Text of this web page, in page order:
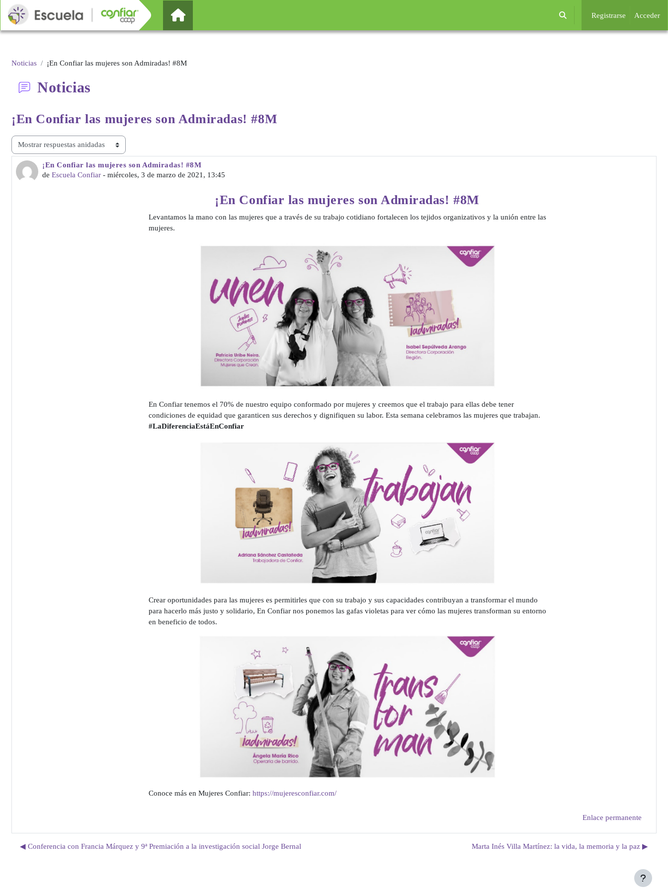
Salta al contenido principal
Selector de búsqueda de entrada
Registrarse Acceder
Noticias ¡En Confiar las mujeres son Admiradas! #8M
Noticias
¡En Confiar las mujeres son Admiradas! #8M
Mostrar modo
¡En Confiar las mujeres son Admiradas! #8M
de Escuela Confiar - miércoles, 3 de marzo de 2021, 13:45
Número de respuestas: 0
¡En Confiar las mujeres son Admiradas! #8M
Levantamos la mano con las mujeres que a través de su trabajo cotidiano fortalecen los tejidos organizativos y la unión entre las
mujeres.
En Confiar tenemos el 70% de nuestro equipo conformado por mujeres y creemos que el trabajo para ellas debe tener
condiciones de equidad que garanticen sus derechos y dignifiquen su labor. Esta semana celebramos las mujeres que trabajan.
#LaDiferenciaEstáEnConfiar
Crear oportunidades para las mujeres es permitirles que con su trabajo y sus capacidades contribuyan a transformar el mundo
para hacerlo más justo y solidario, En Confiar nos ponemos las gafas violetas para ver cómo las mujeres transforman su entorno
en beneficio de todos.
Conoce más en Mujeres Confiar: https://mujeresconfiar.com/
Enlace permanente
◀︎ Conferencia con Francia Márquez y 9ª Premiación a la investigación social Jorge Bernal Marta Inés Villa Martínez: la vida, la memoria y la paz ▶︎